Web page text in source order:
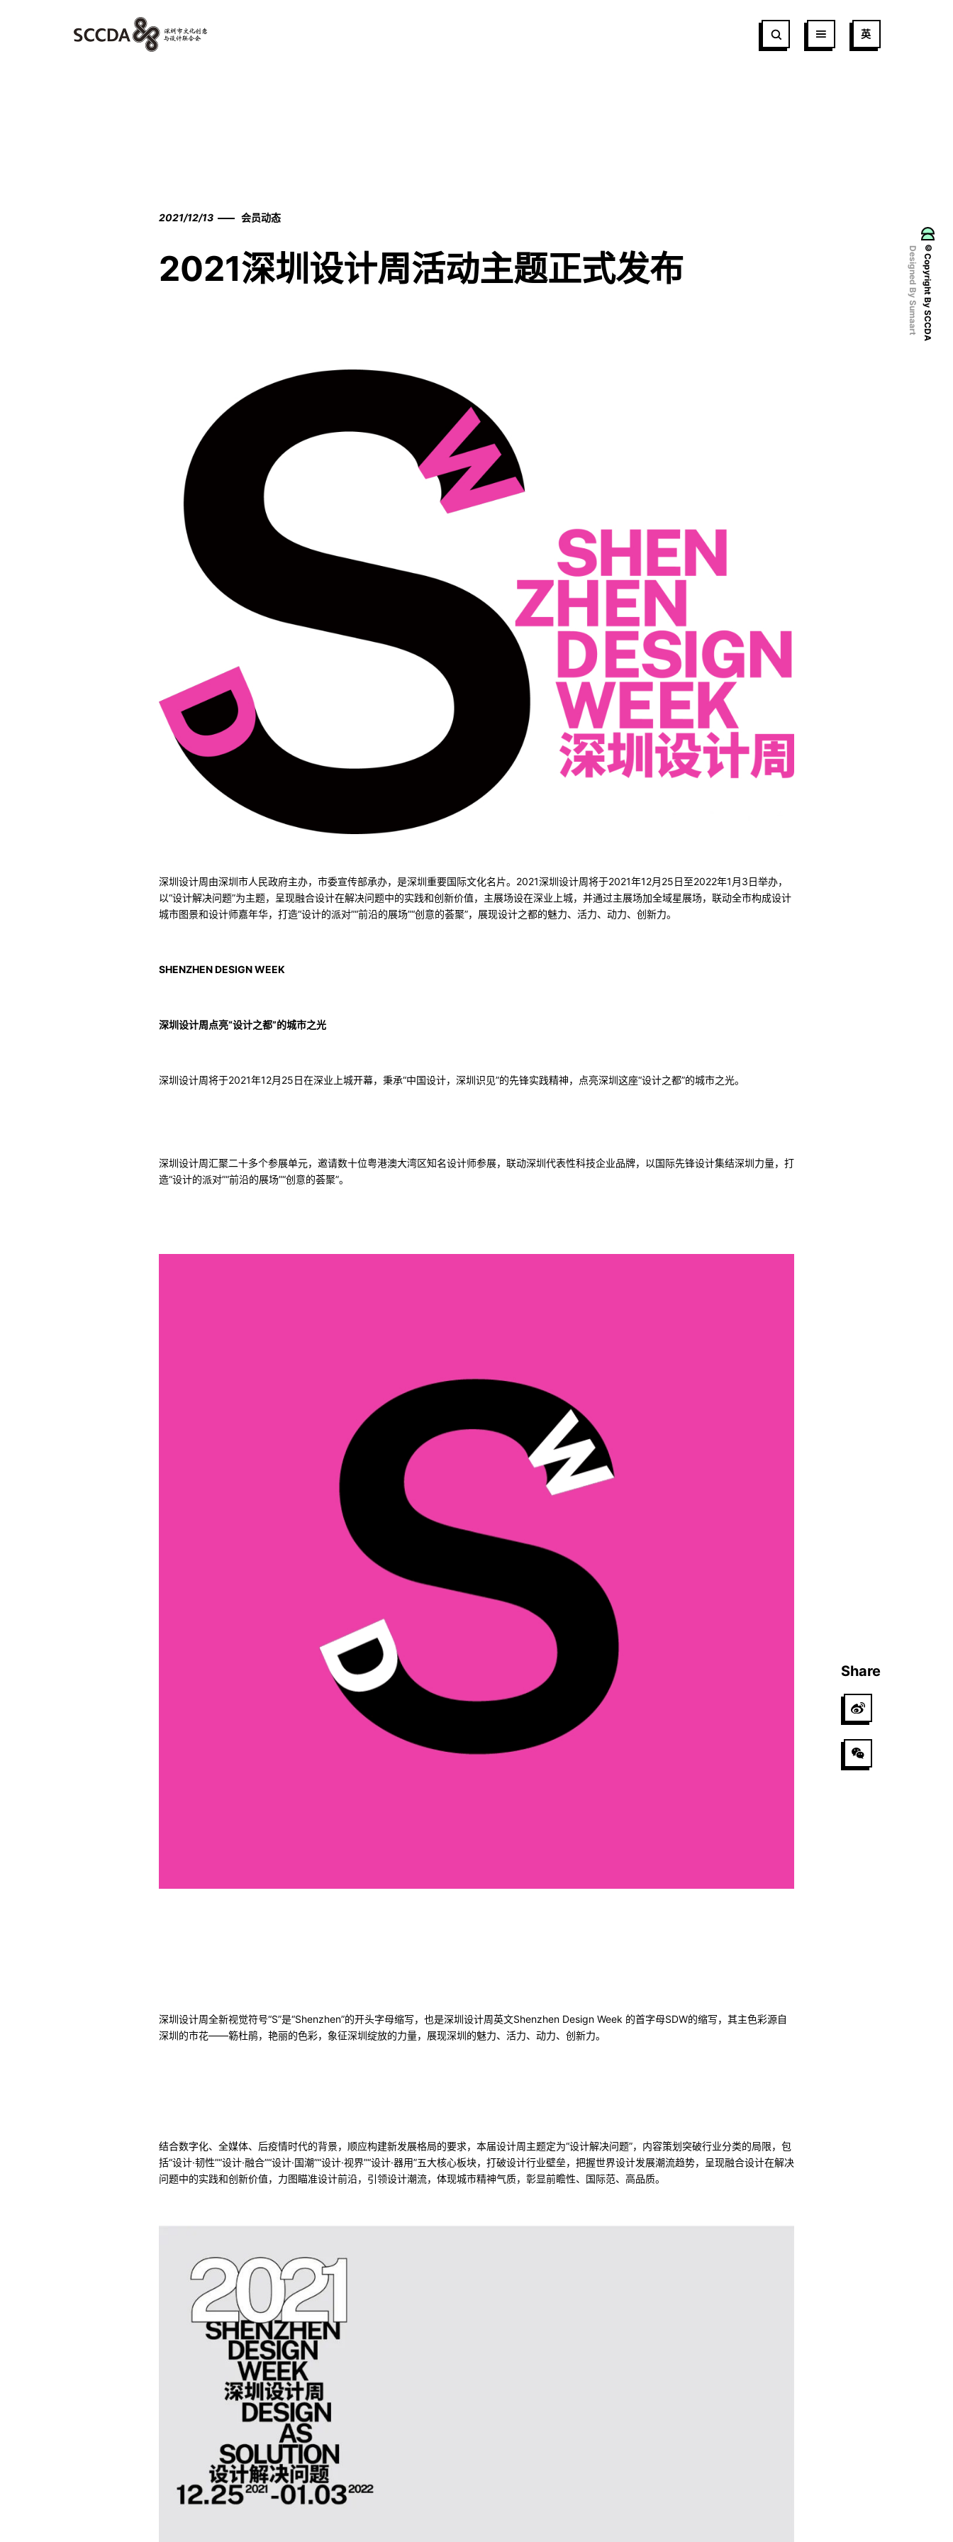
英
2021/12/13 会员动态
2021深圳设计周活动主题正式发布
深圳设计周由深圳市人民政府主办，市委宣传部承办，是深圳重要国际文化名片。2021深圳设计周将于2021年12月25日至2022年1月3日举办，
以“设计解决问题”为主题，呈现融合设计在解决问题中的实践和创新价值，主展场设在深业上城，并通过主展场加全域星展场，联动全市构成设计
城市图景和设计师嘉年华，打造“设计的派对”“前沿的展场”“创意的荟聚”，展现设计之都的魅力、活力、动力、创新力。
SHENZHEN DESIGN WEEK
深圳设计周点亮“设计之都”的城市之光
深圳设计周将于2021年12月25日在深业上城开幕，秉承“中国设计，深圳识见”的先锋实践精神，点亮深圳这座“设计之都”的城市之光。
深圳设计周汇聚二十多个参展单元，邀请数十位粤港澳大湾区知名设计师参展，联动深圳代表性科技企业品牌，以国际先锋设计集结深圳力量，打
造“设计的派对”“前沿的展场”“创意的荟聚”。
深圳设计周全新视觉符号“S”是“Shenzhen”的开头字母缩写，也是深圳设计周英文Shenzhen Design Week 的首字母SDW的缩写，其主色彩源自
深圳的市花——簕杜鹃，艳丽的色彩，象征深圳绽放的力量，展现深圳的魅力、活力、动力、创新力。
结合数字化、全媒体、后疫情时代的背景，顺应构建新发展格局的要求，本届设计周主题定为“设计解决问题”，内容策划突破行业分类的局限，包
括“设计·韧性”“设计·融合”“设计·国潮”“设计·视界”“设计·器用”五大核心板块，打破设计行业壁垒，把握世界设计发展潮流趋势，呈现融合设计在解决
问题中的实践和创新价值，力图瞄准设计前沿，引领设计潮流，体现城市精神气质，彰显前瞻性、国际范、高品质。
Share
Designed By Sumaart©Copyright By SCCDA